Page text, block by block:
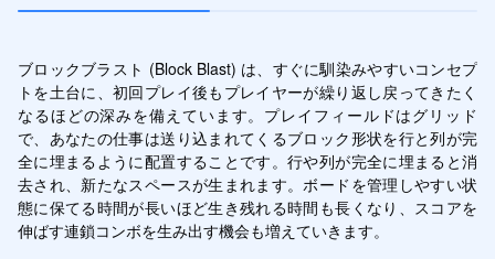
ブロックブラスト (Block Blast) は、すぐに馴染みやすいコンセプ
トを土台に、初回プレイ後もプレイヤーが繰り返し戻ってきたく
なるほどの深みを備えています。プレイフィールドはグリッド
で、あなたの仕事は送り込まれてくるブロック形状を行と列が完
全に埋まるように配置することです。行や列が完全に埋まると消
去され、新たなスペースが生まれます。ボードを管理しやすい状
態に保てる時間が長いほど生き残れる時間も長くなり、スコアを
伸ばす連鎖コンボを生み出す機会も増えていきます。